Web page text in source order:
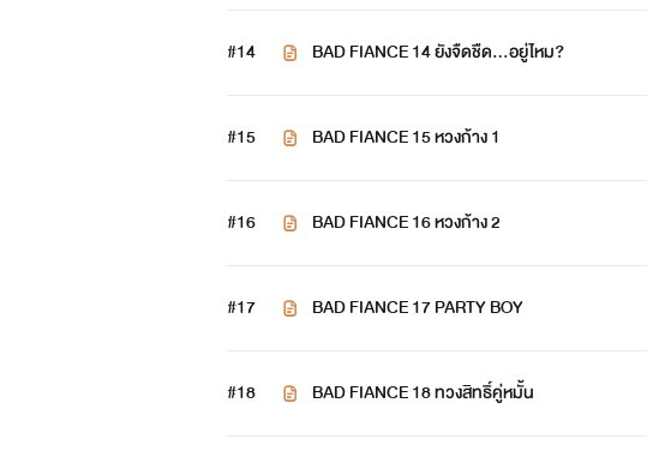
#14 BAD FIANCE 14 ยังจืดชืด…อยู่ไหม?
#15 BAD FIANCE 15 หวงก้าง 1
#16 BAD FIANCE 16 หวงก้าง 2
#17 BAD FIANCE 17 PARTY BOY
#18 BAD FIANCE 18 ทวงสิทธิ์คู่หมั้น